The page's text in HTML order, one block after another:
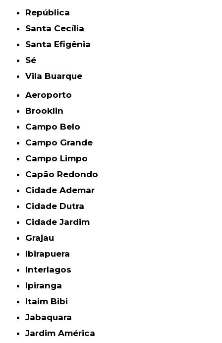
República
Santa Cecília
Santa Efigênia
Sé
Vila Buarque
Aeroporto
Brooklin
Campo Belo
Campo Grande
Campo Limpo
Capão Redondo
Cidade Ademar
Cidade Dutra
Cidade Jardim
Grajau
Ibirapuera
Interlagos
Ipiranga
Itaim Bibi
Jabaquara
Jardim América